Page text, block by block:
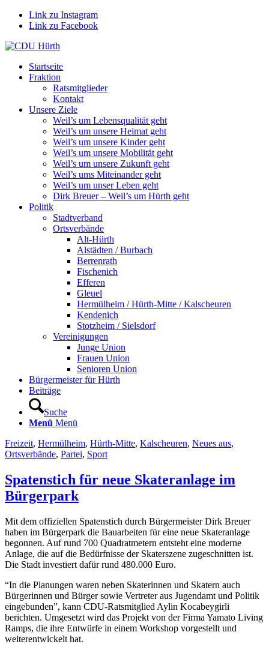
Link zu Instagram
Link zu Facebook
Startseite
Fraktion
Ratsmitglieder
Kontakt
Unsere Ziele
Weil’s um Lebensqualität geht
Weil’s um unsere Heimat geht
Weil’s um unsere Kinder geht
Weil’s um unsere Mobilität geht
Weil’s um unsere Zukunft geht
Weil’s ums Miteinander geht
Weil’s um unser Leben geht
Dirk Breuer – Weil’s um Hürth geht
Politik
Stadtverband
Ortsverbände
Alt-Hürth
Alstädten / Burbach
Berrenrath
Fischenich
Efferen
Gleuel
Hermülheim / Hürth-Mitte / Kalscheuren
Kendenich
Stotzheim / Sielsdorf
Vereinigungen
Junge Union
Frauen Union
Senioren Union
Bürgermeister für Hürth
Beiträge
Suche
Menü Menü
Freizeit, Hermülheim, Hürth-Mitte, Kalscheuren, Neues aus,
Ortsverbände, Partei, Sport
Spatenstich für neue Skateranlage im
Bürgerpark
Mit dem offiziellen Spatenstich durch Bürgermeister Dirk Breuer
haben im Bürgerpark die Bauarbeiten für eine neue Skateranlage
begonnen. Auf rund 700 Quadratmetern entsteht eine moderne
Anlage, die auf die Bedürfnisse der Skaterszene zugeschnitten ist.
Die Stadt investiert dafür rund 480.000 Euro.
“In die Planungen waren neben Skaterinnen und Skatern auch
Bürgerinnen und Bürger sowie Vertreter aus Jugendamt und Politik
eingebunden”, kann CDU-Ratsmitglied Aylin Kocabeygirli
berichten. Umgesetzt wird das Projekt von der Firma Yamato Living
Ramps, die ihre Entwürfe in einem Workshop vorgestellt und
weiterentwickelt hat.